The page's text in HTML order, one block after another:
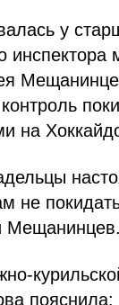
у
инспектора
на
не
Мещанинцев.